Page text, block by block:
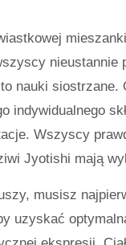
nieustannie
nauki
Wszyscy
Jyotishi mają
musisz
uzyskać